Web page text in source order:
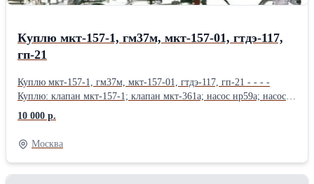
Куплю мкт-157-1, гм37м, мкт-157-01, гтдэ-117,
гп-21
Куплю мкт-157-1, гм37м, мкт-157-01, гтдэ-117, гп-21 - - - -
Куплю: клапан мкт-157-1; клапан мкт-361а; насос нр59а; насос
рсф59а; Привод-генератор гп-21; газотурбинный двигатель-
энергоузел гтдэ-117; фильтр 340.044а; гидромотор гм37м; Куплю:
фильтр 330.100а; фильтр 15гф17сн-1; фильтр 15гф17бн-1; фильтр
8Д2.966.022-7; фильтр 8Д2.966.021-2; фильтр 8Д2.966.516-05;
фильтр 8Д2.966.512-06; фильтр 8Д2.966.515-04; Куплю: фильтр
10 000 р.
Москва